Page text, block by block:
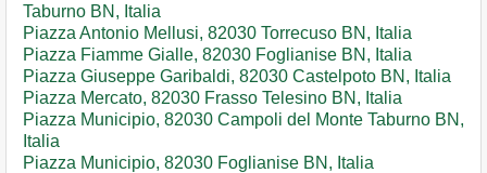
Taburno BN, Italia
Piazza Antonio Mellusi, 82030 Torrecuso BN, Italia
Piazza Fiamme Gialle, 82030 Foglianise BN, Italia
Piazza Giuseppe Garibaldi, 82030 Castelpoto BN, Italia
Piazza Mercato, 82030 Frasso Telesino BN, Italia
Piazza Municipio, 82030 Campoli del Monte Taburno BN,
Italia
Piazza Municipio, 82030 Foglianise BN, Italia